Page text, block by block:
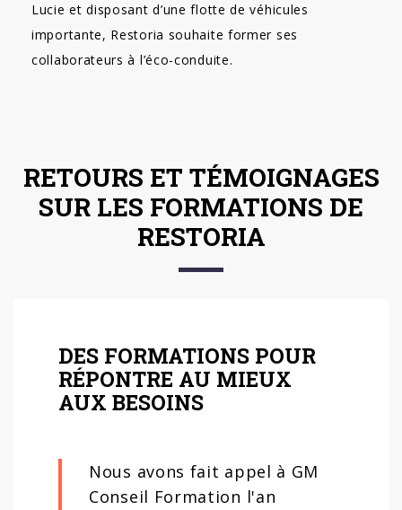
Lucie et disposant d’une flotte de véhicules
importante, Restoria souhaite former ses
collaborateurs à l’éco-conduite.
RETOURS ET TÉMOIGNAGES
SUR LES FORMATIONS DE
RESTORIA
DES FORMATIONS POUR
RÉPONTRE AU MIEUX
AUX BESOINS
Nous avons fait appel à GM
Conseil Formation l'an